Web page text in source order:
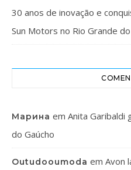
30 anos de inovação e
Sun Motors no Rio Grande do
Марина em Anita Garibaldi
do Gaúcho
Outudooumoda em Avon